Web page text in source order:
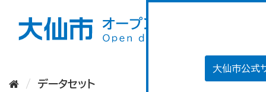
大仙市公式
データセット